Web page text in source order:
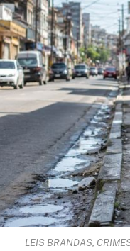
LEIS BRANDAS,